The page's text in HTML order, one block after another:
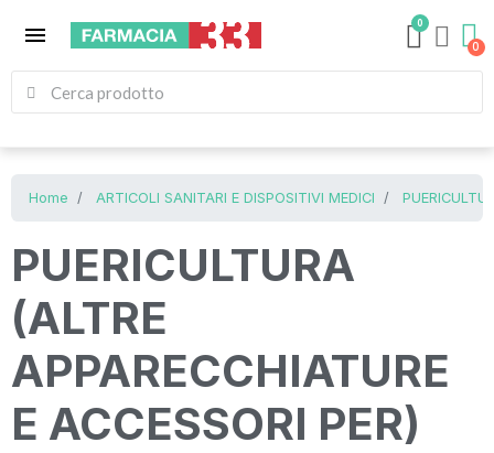
menu 0
Home ARTICOLI SANITARI E DISPOSITIVI MEDICI
PUERICULTURA
(ALTRE
APPARECCHIATURE
E ACCESSORI PER)